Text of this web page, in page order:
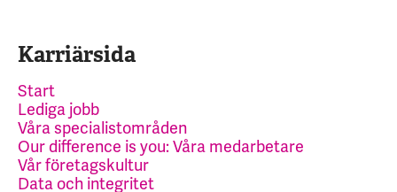
Karriärsida
Start
Lediga jobb
Våra specialistområden
Our difference is you: Våra medarbetare
Vår företagskultur
Data och integritet